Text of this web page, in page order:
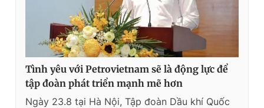
Tình yêu với Petrovietnam sẽ là động lực để
tập đoàn phát triển mạnh mẽ hơn
Ngày 23.8 tại Hà Nội, Tập đoàn Dầu khí Quốc